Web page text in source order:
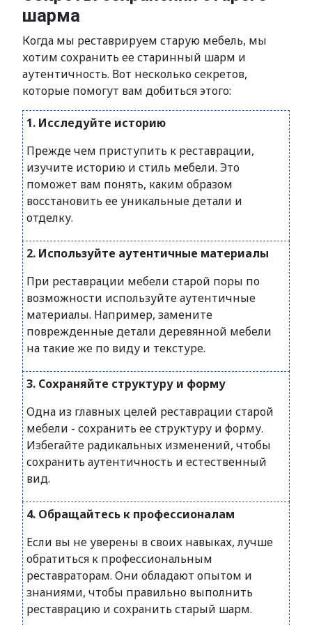
шарма
Когда мы реставрируем старую мебель, мы
хотим сохранить ее старинный шарм и
аутентичность. Вот несколько секретов,
которые помогут вам добиться этого:
1. Исследуйте историю
Прежде чем приступить к реставрации,
изучите историю и стиль мебели. Это
поможет вам понять, каким образом
восстановить ее уникальные детали и
отделку.
2. Используйте аутентичные материалы
При реставрации мебели старой поры по
возможности используйте аутентичные
материалы. Например, замените
поврежденные детали деревянной мебели
на такие же по виду и текстуре.
3. Сохраняйте структуру и форму
Одна из главных целей реставрации старой
мебели - сохранить ее структуру и форму.
Избегайте радикальных изменений, чтобы
сохранить аутентичность и естественный
вид.
4. Обращайтесь к профессионалам
Если вы не уверены в своих навыках, лучше
обратиться к профессиональным
реставраторам. Они обладают опытом и
знаниями, чтобы правильно выполнить
реставрацию и сохранить старый шарм.